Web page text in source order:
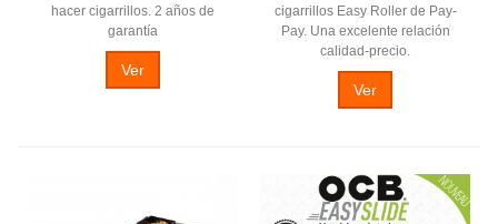
hacer cigarrillos. 2 años de
garantía
Ver
cigarrillos Easy Roller de Pay-
Pay. Una excelente relación
calidad-precio.
Ver